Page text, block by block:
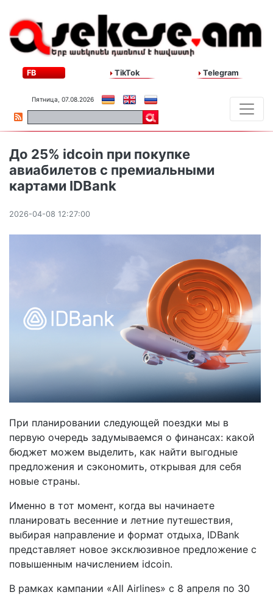
FB TikTok Telegram
Пятница, 07.08.2026
До 25% idcoin при покупке
авиабилетов с премиальными
картами IDBank
2026-04-08 12:27:00
При планировании следующей поездки мы в
первую очередь задумываемся о финансах: какой
бюджет можем выделить, как найти выгодные
предложения и сэкономить, открывая для себя
новые страны.
Именно в тот момент, когда вы начинаете
планировать весенние и летние путешествия,
выбирая направление и формат отдыха, IDBank
представляет новое эксклюзивное предложение с
повышенным начислением idcoin.
В рамках кампании «All Airlines» с 8 апреля по 30